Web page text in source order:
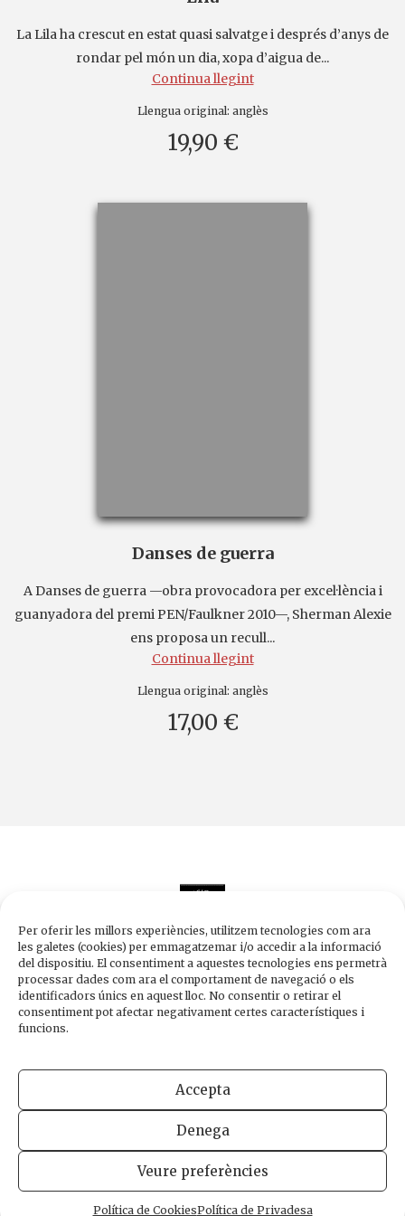
Per oferir les millors experiències, utilitzem tecnologies com ara
les galetes (cookies) per emmagatzemar i/o accedir a la informació
del dispositiu. El consentiment a aquestes tecnologies ens permetrà
processar dades com ara el comportament de navegació o els
identificadors únics en aquest lloc. No consentir o retirar el
consentiment pot afectar negativament certes característiques i
funcions.
Accepta
Denega
Veure preferències
Política de CookiesPolítica de Privadesa
La Lila ha crescut en estat quasi salvatge i després d’anys de
rondar pel món un dia, xopa d’aigua de...
Continua llegint
Llengua original: anglès
19,90 €
Danses de guerra
A Danses de guerra —obra provocadora per excel·lència i
guanyadora del premi PEN/Faulkner 2010—, Sherman Alexie
ens proposa un recull...
Continua llegint
Llengua original: anglès
17,00 €
Edicions de 1984
Carrer Trafalgar, 10, 2n-2a A
Fax 934 854 375
1984@edicions1984.cat
INFORMACIÓ LEGAL POLÍTICA DE PRIVADESA POLÍTICA DE COOKIES
DISSENY WEB